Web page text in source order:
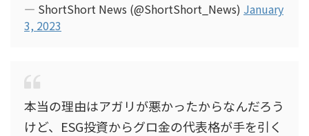
— ShortShort News (@ShortShort_News) January
3, 2023
本当の理由はアガリが悪かったからなんだろう
けど、ESG投資からグロ金の代表格が手を引く